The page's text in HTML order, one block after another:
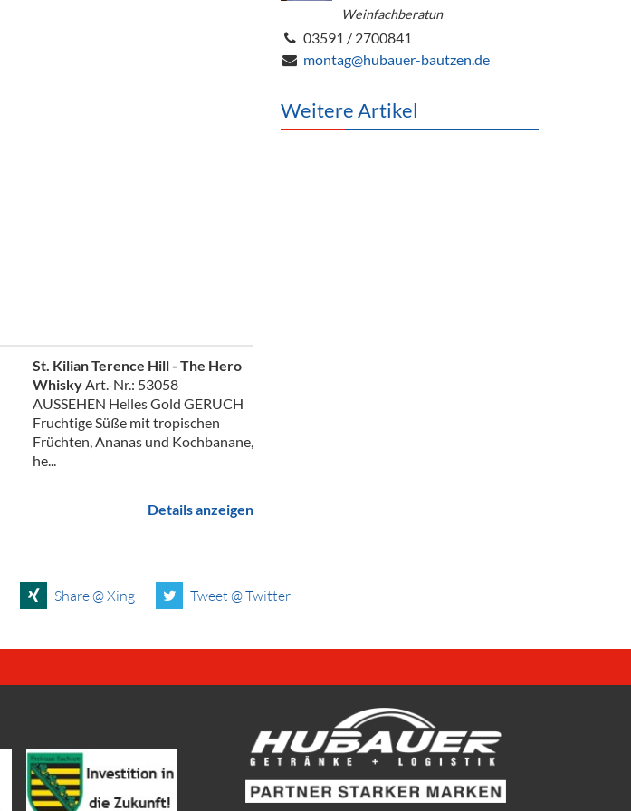
St. Kilian Terence Hill - The Hero
WhiskyArt.-Nr.: 53058
AUSSEHEN Helles Gold GERUCH
Fruchtige Süße mit tropischen
Früchten, Ananas und Kochbanane,
he...
Details anzeigen
Weinfachberatun
03591 / 2700841
montag@hubauer-bautzen.de
Weitere Artikel
Share @ Xing Tweet @ Twitter